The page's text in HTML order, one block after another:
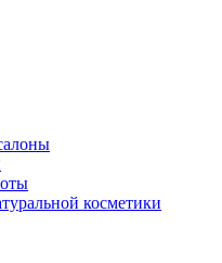
косметики